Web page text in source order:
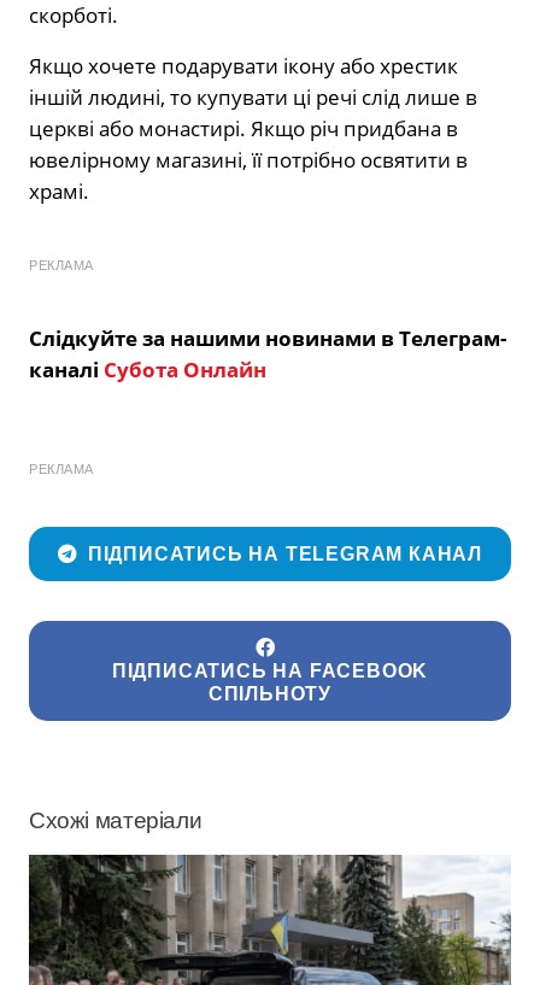
скорботі.
Якщо хочете подарувати ікону або хрестик
іншій людині, то купувати ці речі слід лише в
церкві або монастирі. Якщо річ придбана в
ювелірному магазині, її потрібно освятити в
храмі.
РЕКЛАМА
Слідкуйте за нашими новинами в Телеграм-
каналі Субота Онлайн
РЕКЛАМА
ПІДПИСАТИСЬ НА TELEGRAM КАНАЛ
ПІДПИСАТИСЬ НА FACEBOOK
СПІЛЬНОТУ
Схожі матеріали